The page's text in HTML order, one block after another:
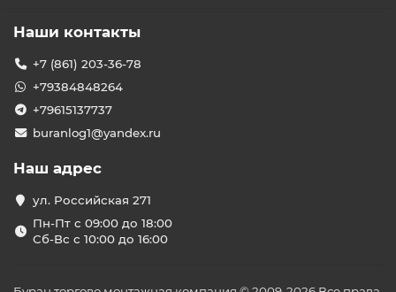
Наши контакты
+7 (861) 203-36-78
+79384848264
+79615137737
buranlog1@yandex.ru
Наш адрес
ул. Российская 271
Пн-Пт с 09:00 до 18:00
Сб-Вс с 10:00 до 16:00